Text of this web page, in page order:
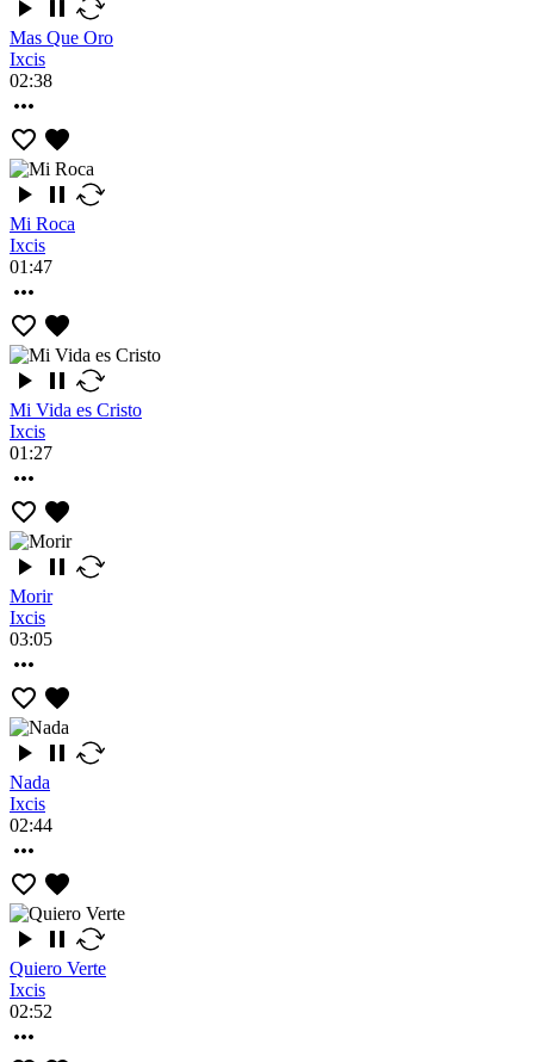
Mas Que Oro
Ixcis
02:38
Mi Roca
Ixcis
01:47
Mi Vida es Cristo
Ixcis
01:27
Morir
Ixcis
03:05
Nada
Ixcis
02:44
Quiero Verte
Ixcis
02:52